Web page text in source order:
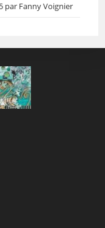
par Fanny Voignier